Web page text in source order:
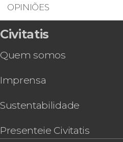
OPINIÕES
Civitatis
Quem somos
Imprensa
Sustentabilidade
Presenteie Civitatis